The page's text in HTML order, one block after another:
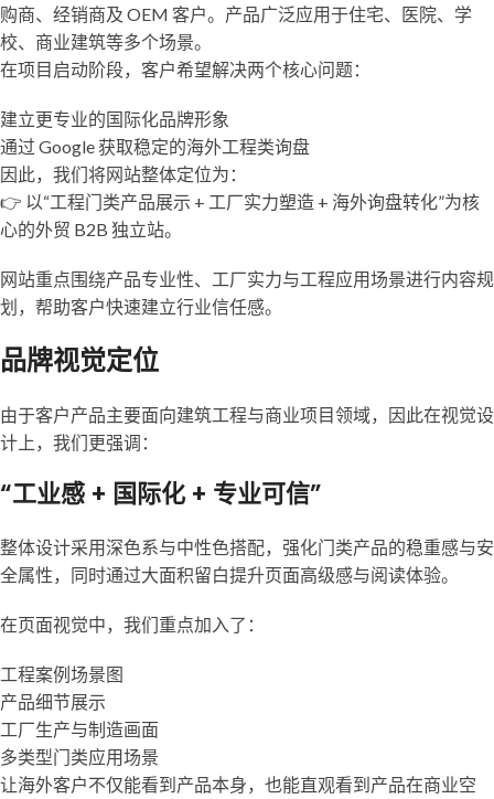
购商、经销商及 OEM 客户。产品广泛应用于住宅、医院、学
校、商业建筑等多个场景。
在项目启动阶段，客户希望解决两个核心问题：
建立更专业的国际化品牌形象
通过 Google 获取稳定的海外工程类询盘
因此，我们将网站整体定位为：
👉 以“工程门类产品展示 + 工厂实力塑造 + 海外询盘转化”为核
心的外贸 B2B 独立站。
网站重点围绕产品专业性、工厂实力与工程应用场景进行内容规
划，帮助客户快速建立行业信任感。
品牌视觉定位
由于客户产品主要面向建筑工程与商业项目领域，因此在视觉设
计上，我们更强调：
“工业感 + 国际化 + 专业可信”
整体设计采用深色系与中性色搭配，强化门类产品的稳重感与安
全属性，同时通过大面积留白提升页面高级感与阅读体验。
在页面视觉中，我们重点加入了：
工程案例场景图
产品细节展示
工厂生产与制造画面
多类型门类应用场景
让海外客户不仅能看到产品本身，也能直观看到产品在商业空